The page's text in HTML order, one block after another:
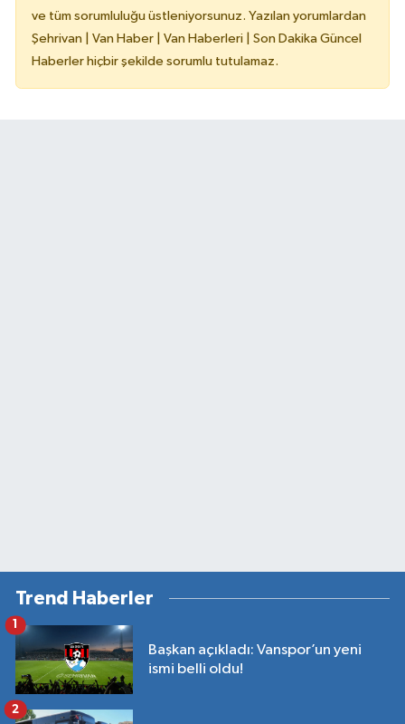
ve tüm sorumluluğu üstleniyorsunuz. Yazılan yorumlardan
Şehrivan | Van Haber | Van Haberleri | Son Dakika Güncel
Haberler hiçbir şekilde sorumlu tutulamaz.
Trend Haberler
Başkan açıkladı: Vanspor’un yeni
ismi belli oldu!
1
2